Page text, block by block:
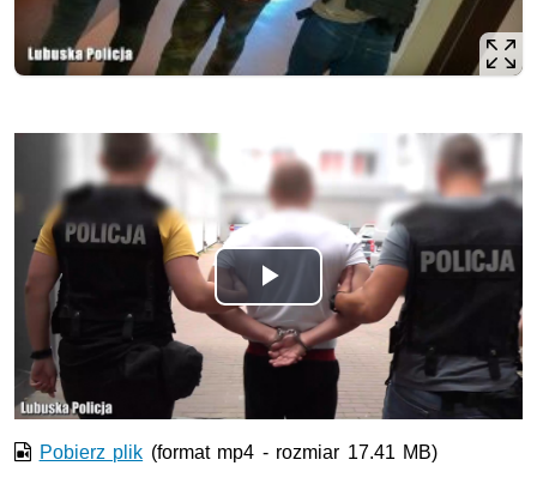
Odtwórz
wideo
Pobierz plik (format mp4 - rozmiar 17.41 MB)